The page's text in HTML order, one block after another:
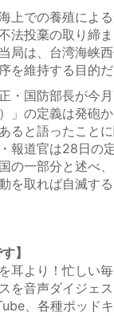
上での養殖によ
法投棄の取り締
局は、台湾海峡
を維持する目的だ
・国防部長が今
」の定義は発砲
ると語ったこと
報道官は28日の
の一部分と述べ
を取れば自滅す
】
耳より！忙しい毎
を音声ダイジェ
、各種ポッド